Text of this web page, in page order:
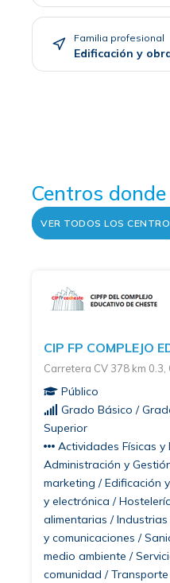
Familia profesional
Edificación y
Centros
VER TODOS LOS
CIP FP COMPLEJO
Carretera CV 378 km
Público
Grado Básico /
Superior
Actividades Físicas y
Administración y
marketing / Edificación
y electrónica /
alimentarias /
y comunicaciones /
medio ambiente /
comunidad /